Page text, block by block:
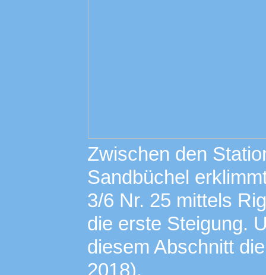
Zwischen den
Sandbüchel
3/6 Nr. 25 mittels
die erste Steigung.
diesem Abschnitt
2018).